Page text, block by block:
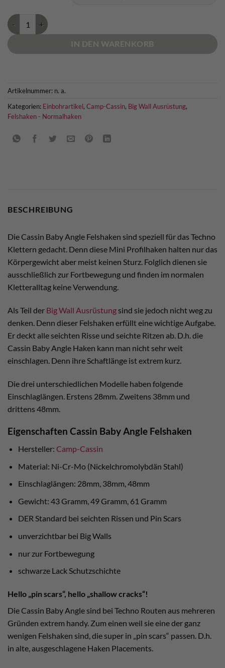
Cassin Baby Angle Felshaken Menge
IN DEN WARENKORB
Artikelnummer: n. a.
Kategorien: Einbohrartikel, Camp-Cassin, Big Wall Ausrüstung,
Felshaken - Normalhaken
BESCHREIBUNG
Die Cassin Baby Angle Felshaken sind speziell für das Techno
Klettern gedacht. Denn diese Mini Profilhaken halten nur das
Körpergewicht aber meist keinen Sturz. Folglich dienen sie
ausschließlich zur Fortbewegung und finden im normalen
Kletteralltag keine Verwendung.
Als Teil der Big Wall Ausrüstung sind sie jedoch nicht weg zu
denken. Denn dieser Felshaken erfüllt eine wichtige Aufgabe.
Er deckt alle seichten Risse und seichte Ritzen ab. D.h. die
Cassin Baby Angle Haken kann man nicht sehr weit
einschlagen. Denn ihre Schaftlänge ist extrem kurz.
Die drei unterschiedlichen Modelle haben folgende
Einschlaglängen. Erstens 28mm. Zweitens 38mm und
drittens 48mm.
Eigenschaften Cassin Baby Angle Felshaken
Hersteller: Camp-Cassin
Material: Ni-Cr-Mo (Nickelchromolybdän Stahl)
Einschlaglängen: 28mm, 38mm, 48mm
Gewicht: 43 Gramm, 49 Gramm, 61 Gramm
DER Standard bei seichten Rissen und Pin Scars
unverzichtbar bei Big Walls
nur zur Fortbewegung
schwarze Lack Schutzschichte
Hello „pin scars“, hello „shallow cracks“!
Die Cassin Baby Angle sind bei Techno Routen aus mehreren
Gründen extrem handy. Zum einen weil sie eine der ganz
wenigen Felshaken sind, die super in „pin scars“ passen. D.h.
in alte, ausgeschlagene Haken Placements.